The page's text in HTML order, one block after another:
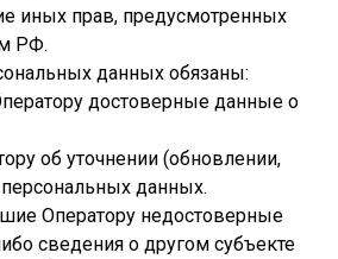
иных прав, предусмотренных
РФ.
данных обязаны:
достоверные данные о
об уточнении (обновлении,
данных.
Оператору недостоверные
сведения о другом субъекте